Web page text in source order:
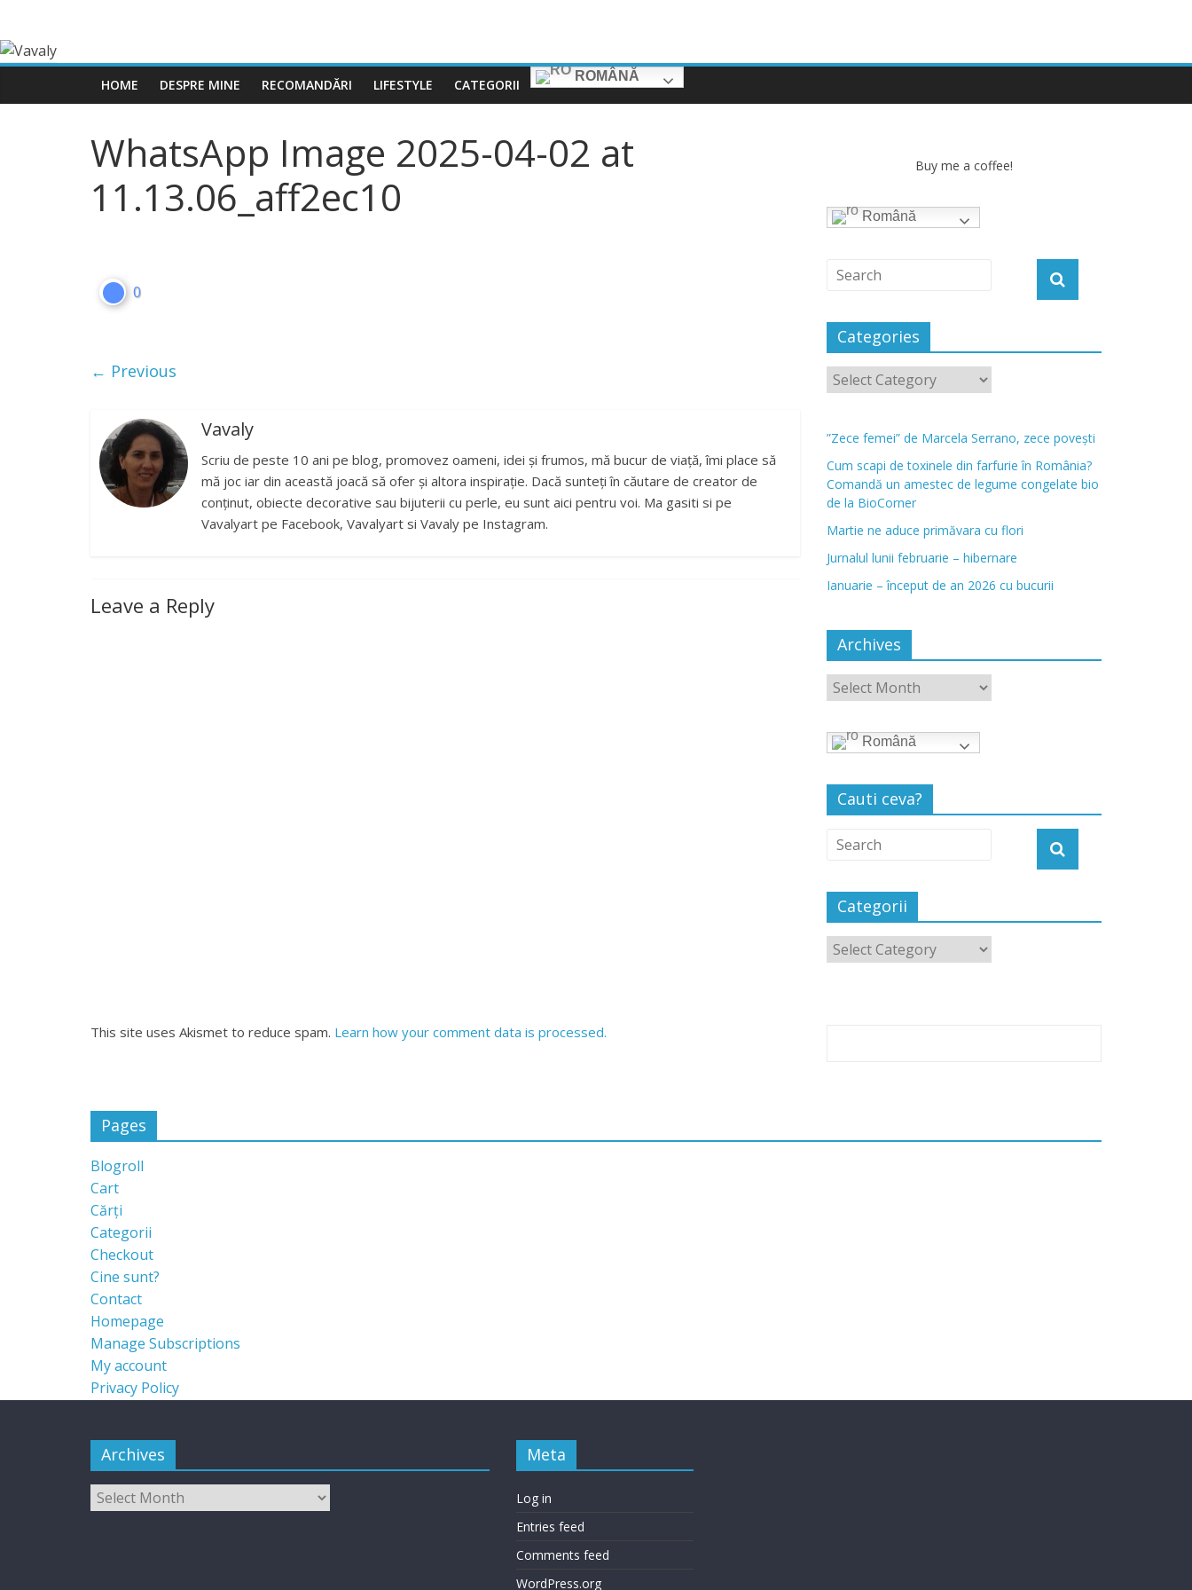
HOME DESPRE MINE RECOMANDĂRI LIFESTYLE CATEGORII
ROMÂNĂ
WhatsApp Image 2025-04-02 at
11.13.06_aff2ec10
0
← Previous
Vavaly
Scriu de peste 10 ani pe blog, promovez oameni, idei și frumos, mă bucur de viață, îmi place să
mă joc iar din această joacă să ofer și altora inspirație. Dacă sunteți în căutare de creator de
conținut, obiecte decorative sau bijuterii cu perle, eu sunt aici pentru voi. Ma gasiti si pe
Vavalyart pe Facebook, Vavalyart si Vavaly pe Instagram.
Leave a Reply
This site uses Akismet to reduce spam. Learn how your comment data is processed.
Buy me a coffee!
Română
Categories
”Zece femei” de Marcela Serrano, zece povești
Cum scapi de toxinele din farfurie în România?
Comandă un amestec de legume congelate bio
de la BioCorner
Martie ne aduce primăvara cu flori
Jurnalul lunii februarie – hibernare
Ianuarie – început de an 2026 cu bucurii
Archives
Română
Cauti ceva?
Categorii
Pages
Blogroll
Cart
Cărți
Categorii
Checkout
Cine sunt?
Contact
Homepage
Manage Subscriptions
My account
Privacy Policy
Archives Meta
Log in
Entries feed
Comments feed
WordPress.org